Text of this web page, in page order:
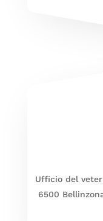
Ufficio del
6500